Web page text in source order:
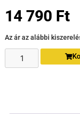
14 790 Ft
Az ár az alábbi